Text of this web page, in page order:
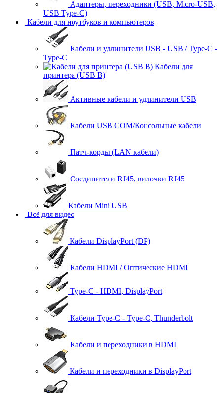
Адаптеры, переходники (USB, Micro-USB,
USB Type-C)
Кабели для ноутбуков и компьютеров
Кабели и удлинители USB - USB / Type-C -
Type-C
Кабели для
принтера (USB B)
Активные кабели и удлинители USB
Кабели USB COM/Консольные кабели
Патч-корды (LAN кабели)
Соединители RJ45, вилочки RJ45
Кабели Mini USB
Всё для видео
Кабели DisplayPort (DP)
Кабели HDMI / Оптические HDMI
Type-C - HDMI, DisplayPort
Кабели Type-C - Type-C, Thunderbolt
Кабели и переходники в HDMI
Кабели и переходники в DisplayPort